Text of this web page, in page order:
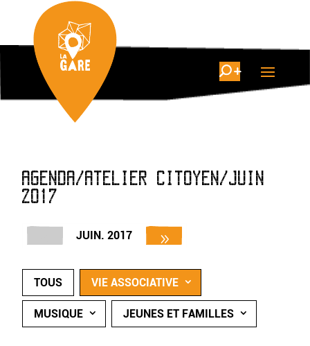
AGENDA/ATELIER CITOYEN/JUIN
2017
JUIN. 2017
TOUS VIE ASSOCIATIVE
MUSIQUE JEUNES ET FAMILLES